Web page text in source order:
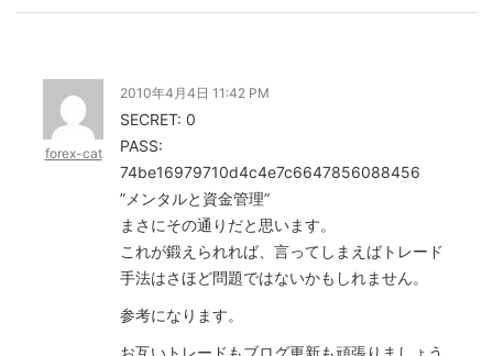
forex-cat
2010年4月4日 11:42 PM
SECRET: 0
PASS:
74be16979710d4c4e7c6647856088456
”メンタルと資金管理”
まさにその通りだと思います。
これが鍛えられれば、言ってしまえばトレード
手法はさほど問題ではないかもしれません。
参考になります。
お互いトレードもブログ更新も頑張りましょう